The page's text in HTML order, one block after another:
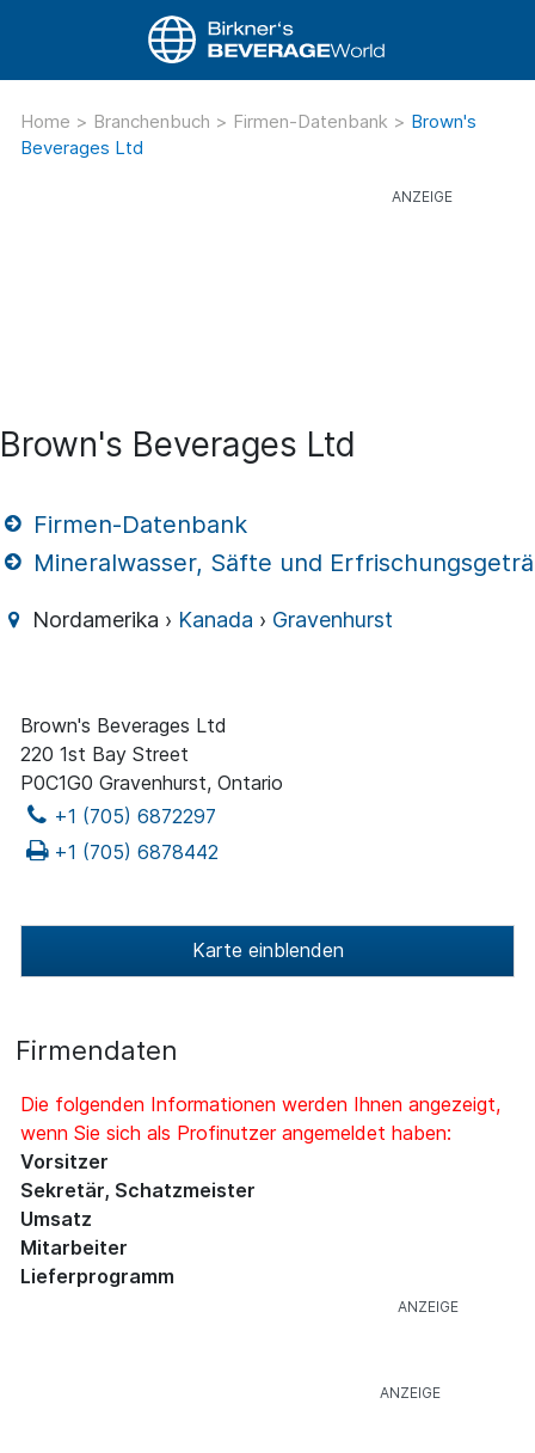
Home > Branchenbuch > Firmen-Datenbank > Brown's
Beverages Ltd
Brown's Beverages Ltd
Firmen-Datenbank
Mineralwasser, Säfte und
Nordamerika › Kanada › Gravenhurst
Brown's Beverages Ltd
220 1st Bay Street
P0C1G0 Gravenhurst, Ontario
+1 (705) 6872297
+1 (705) 6878442
Karte einblenden
Firmendaten
Die folgenden Informationen werden Ihnen angezeigt,
wenn Sie sich als Profinutzer angemeldet haben:
Vorsitzer
Sekretär, Schatzmeister
Umsatz
Mitarbeiter
Lieferprogramm